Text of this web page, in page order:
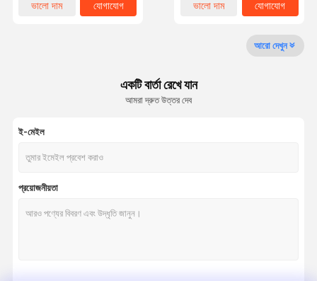
মান নিয়ন্ত্রণ যোগাযোগ করুন
উদ্ধৃতির জন্য
Company
News
Hydrolyzed কোলাজেন পাউডার
ভালো দাম
যোগাযোগ
ভালো দাম
যোগাযোগ
আরো দেখুন
একটি বার্তা রেখে যান
আমরা দ্রুত উত্তর দেব
ই-মেইল
প্রয়োজনীয়তা